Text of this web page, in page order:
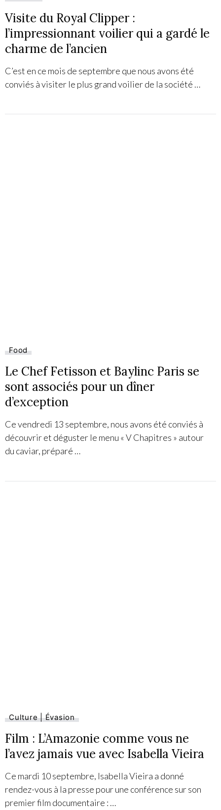
Visite du Royal Clipper :
l’impressionnant voilier qui a gardé le
charme de l’ancien
C’est en ce mois de septembre que nous avons été
conviés à visiter le plus grand voilier de la société …
Food
Le Chef Fetisson et Baylinc Paris se
sont associés pour un dîner
d’exception
Ce vendredi 13 septembre, nous avons été conviés à
découvrir et déguster le menu « V Chapitres » autour
du caviar, préparé …
Culture | Évasion
Film : L’Amazonie comme vous ne
l’avez jamais vue avec Isabella Vieira
Ce mardi 10 septembre, Isabella Vieira a donné
rendez-vous à la presse pour une conférence sur son
premier film documentaire : …